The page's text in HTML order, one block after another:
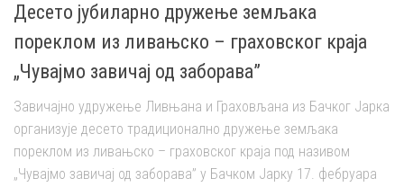
Десето јубиларно дружење земљака
пореклом из ливањско – граховског краја
„Чувајмо завичај од заборава”
Завичајно удружење Ливњана и Граховљана из Бачког Јарка
организује десето традиционално дружење земљака
пореклом из ливањско – граховског краја под називом
„Чувајмо завичај од заборава” у Бачком Јарку 17. фебруара